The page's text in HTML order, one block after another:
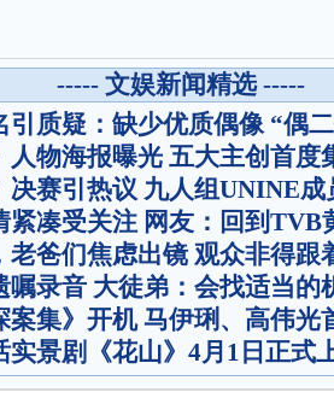
----- 文娱新闻精选 -----
引质疑：缺少优质偶像 “偶
人物海报曝光 五大主创首度
决赛引热议 九人组UNINE成
紧凑受关注 网友：回到TVB
老爸们焦虑出镜 观众非得跟
嘱录音 大徒弟：会找适当的
案集》开机 马伊琍、高伟光
实景剧《花山》4月1日正式